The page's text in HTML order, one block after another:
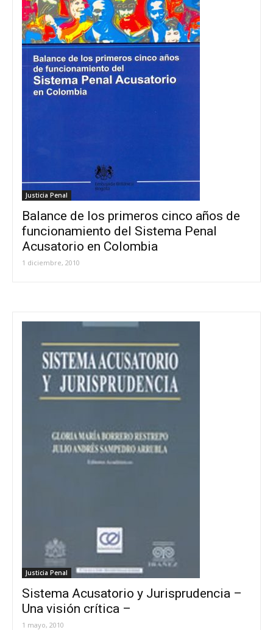
Justicia Penal
Balance de los primeros cinco años de
funcionamiento del Sistema Penal
Acusatorio en Colombia
1 diciembre, 2010
Justicia Penal
Sistema Acusatorio y Jurisprudencia –
Una visión crítica –
1 mayo, 2010